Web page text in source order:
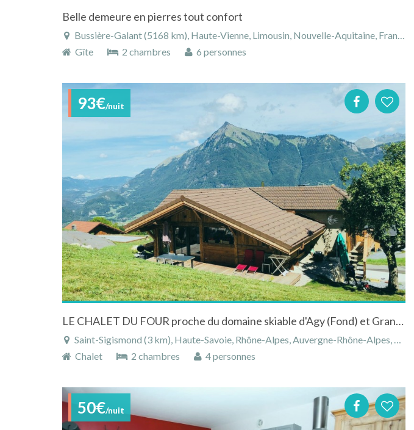
Belle demeure en pierres tout confort
Bussière-Galant (5168 km), Haute-Vienne, Limousin, Nouvelle-Aquitaine, France
Gîte
2 chambres 6 personnes
93€/nuit
LE CHALET DU FOUR proche du domaine skiable d'Agy (Fond) et Grand Massif (Alpin)
Saint-Sigismond (3 km), Haute-Savoie, Rhône-Alpes, Auvergne-Rhône-Alpes, France
Chalet
2 chambres 4 personnes
50€/nuit